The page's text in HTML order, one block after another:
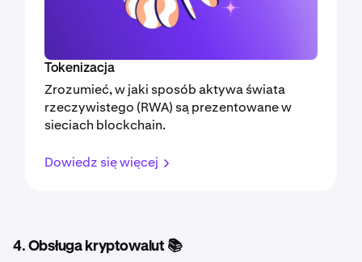
Tokenizacja
Zrozumieć, w jaki sposób aktywa świata
rzeczywistego (RWA) są prezentowane w
sieciach blockchain.
Dowiedz się więcej
4. Obsługa kryptowalut 📚